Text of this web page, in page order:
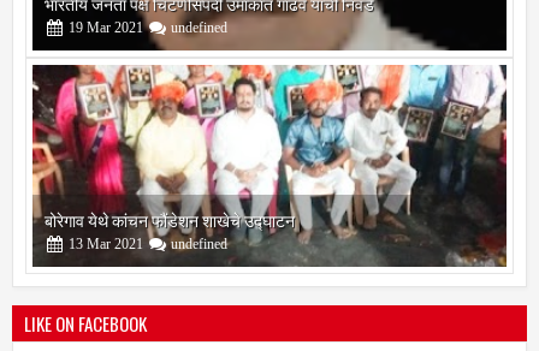
बोरेगाव येथे कांचन फौंडेशन शाखेचे उद्घाटन
undefined
सोलापूर जिल्हा वृत्तपत्र लेखकमंच कडून वार्षिक पत्रलेखन स्पर्धेचे आयोजन
2021
LIKE ON FACEBOOK